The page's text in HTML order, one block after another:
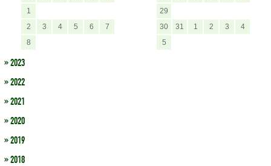
1
2
3 4 5 6
7
8
29
30
31 1 2 3
4
5
» 2023
» 2022
» 2021
» 2020
» 2019
» 2018